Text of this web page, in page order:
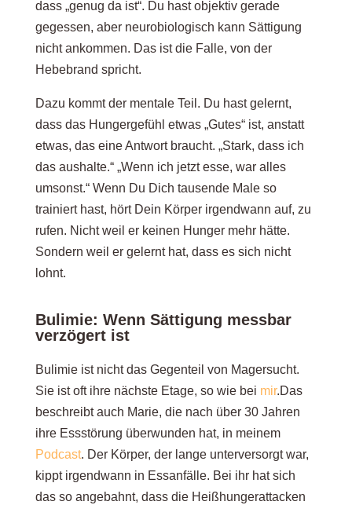
dass „genug da ist“. Du hast objektiv gerade
gegessen, aber neurobiologisch kann Sättigung
nicht ankommen. Das ist die Falle, von der
Hebebrand spricht.
Dazu kommt der mentale Teil. Du hast gelernt,
dass das Hungergefühl etwas „Gutes“ ist, anstatt
etwas, das eine Antwort braucht. „Stark, dass ich
das aushalte.“ „Wenn ich jetzt esse, war alles
umsonst.“ Wenn Du Dich tausende Male so
trainiert hast, hört Dein Körper irgendwann auf, zu
rufen. Nicht weil er keinen Hunger mehr hätte.
Sondern weil er gelernt hat, dass es sich nicht
lohnt.
Bulimie: Wenn Sättigung messbar
verzögert ist
Bulimie ist nicht das Gegenteil von Magersucht.
Sie ist oft ihre nächste Etage, so wie bei mir.Das
beschreibt auch Marie, die nach über 30 Jahren
ihre Essstörung überwunden hat, in meinem
Podcast. Der Körper, der lange unterversorgt war,
kippt irgendwann in Essanfälle. Bei ihr hat sich
das so angebahnt, dass die Heißhungerattacken